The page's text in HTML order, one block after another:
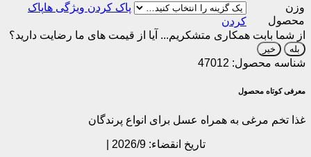
وزن
محصول
پاک
کردن
از شما بابت همکاری متشکریم... آیا از قیمت های ما رضایت دارید؟
بله خیر
شناسه محصول: 47012
معرفی کوتاه محصول
غذا تخم مرغی به همراه عسل برای انواع پرندگان
تاریخ انقضاء: 2026/9 |